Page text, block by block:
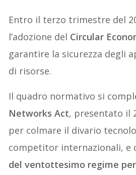
Entro il terzo trimestre del
l’adozione del Circular
garantire la sicurezza degli
di risorse.
Il quadro normativo si
Networks Act, presentato il
per colmare il divario
competitor internazionali, e
del ventottesimo regime